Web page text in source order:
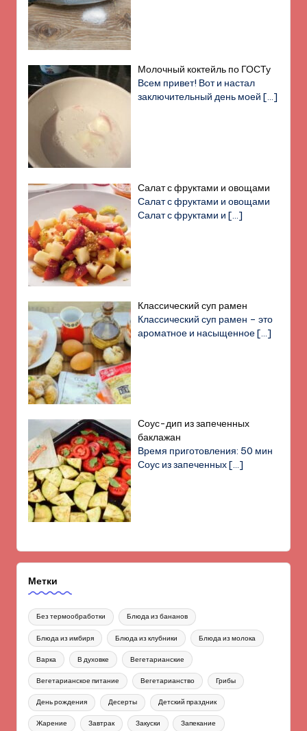
Молочный коктейль по ГОСТу
Всем привет! Вот и настал
заключительный день моей[…]
Салат с фруктами и овощами
Салат с фруктами и овощами
Салат с фруктами и[…]
Классический суп рамен
Классический суп рамен – это
ароматное и насыщенное[…]
Соус-дип из запеченных
баклажан
Время приготовления: 50 мин
Соус из запеченных[…]
Метки
Без термообработки Блюда из бананов
Блюда из имбиря Блюда из клубники Блюда из молока
Варка В духовке Вегетарианские
Вегетарианское питание Вегетарианство Грибы
День рождения Десерты Детский праздник
Жарение Завтрак Закуски Запекание